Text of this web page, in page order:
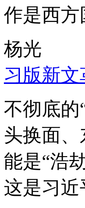
作是西方
杨光
习版新
不彻底的
头换面
能是“浩
这是习